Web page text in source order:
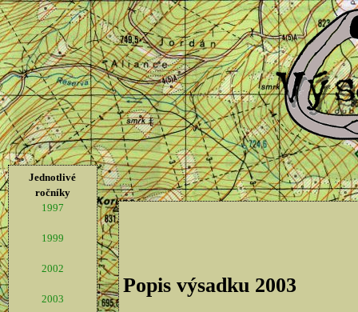
Jednotlivé
ročníky
1997
1999
2002
2003
Popis výsadku 2003